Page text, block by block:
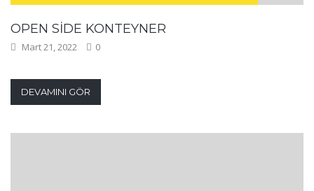
OPEN SIDE KONTEYNER
Mart 21, 2022 0
DEVAMINI GÖR